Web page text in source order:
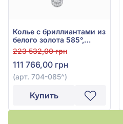
Колье с бриллиантами из
белого золота 585°,
Бриллиант 0,58ct, арт.
704-085
223 532,00 грн
111 766,00 грн
(арт. 704-085^)
Купить